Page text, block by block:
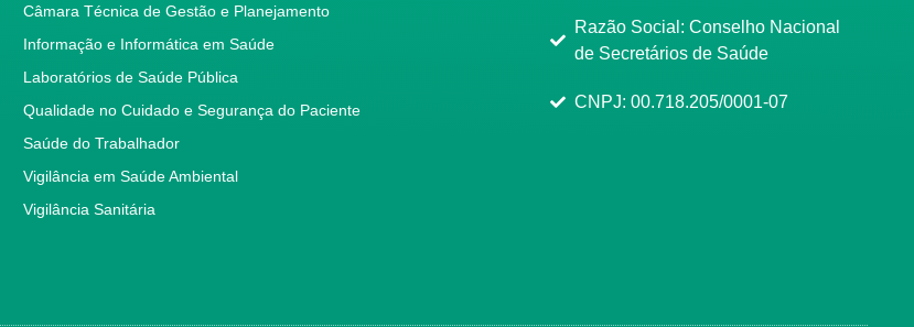
Câmara Técnica de Gestão e Planejamento
Informação e Informática em Saúde
Laboratórios de Saúde Pública
Qualidade no Cuidado e Segurança do Paciente
Saúde do Trabalhador
Vigilância em Saúde Ambiental
Vigilância Sanitária
Razão Social: Conselho Nacional
de Secretários de Saúde
CNPJ: 00.718.205/0001-07